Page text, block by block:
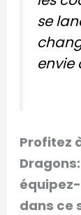
se
envie
Profitez
dans ce